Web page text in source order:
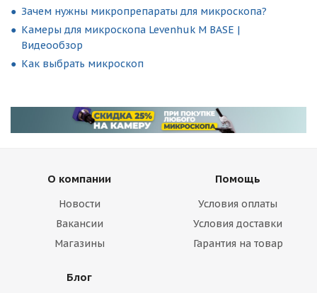
Зачем нужны микропрепараты для микроскопа?
Камеры для микроскопа Levenhuk M BASE |
Видеообзор
Как выбрать микроскоп
О компании
Новости
Вакансии
Магазины
Помощь
Условия оплаты
Условия доставки
Гарантия на товар
Блог